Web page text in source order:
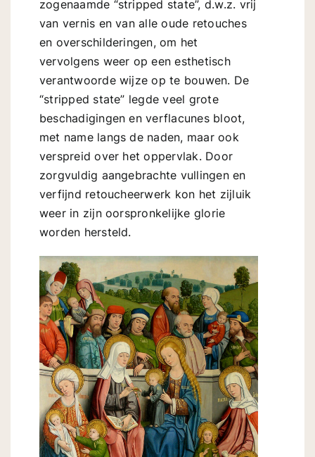
contactzogenaamde “stripped state”, d.w.z. vrij
van vernis en van alle oude retouches
en overschilderingen, om het
vervolgens weer op een esthetisch
verantwoorde wijze op te bouwen. De
“stripped state” legde veel grote
beschadigingen en verflacunes bloot,
met name langs de naden, maar ook
verspreid over het oppervlak. Door
zorgvuldig aangebrachte vullingen en
verfijnd retoucheerwerk kon het zijluik
weer in zijn oorspronkelijke glorie
worden hersteld.